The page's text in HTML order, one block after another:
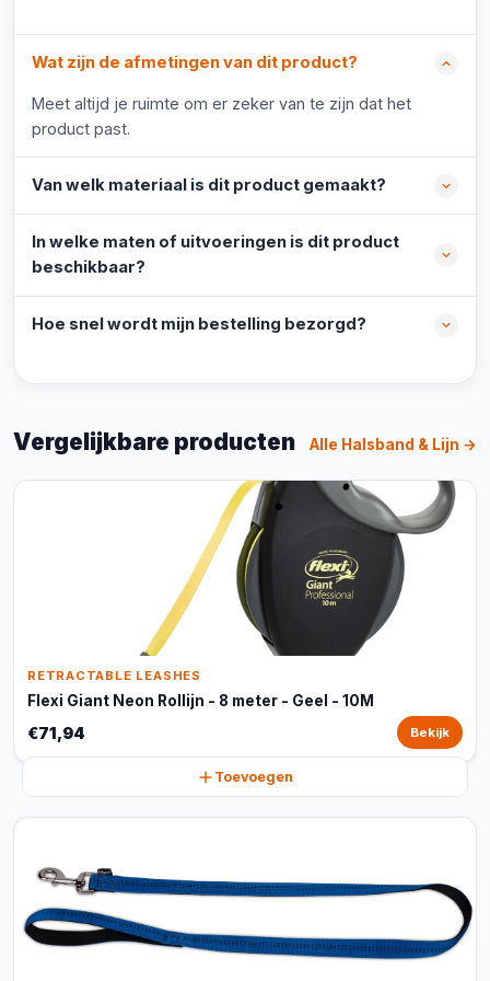
Wat zijn de afmetingen van dit product?
Meet altijd je ruimte om er zeker van te zijn dat het
product past.
Van welk materiaal is dit product gemaakt?
In welke maten of uitvoeringen is dit product
beschikbaar?
Hoe snel wordt mijn bestelling bezorgd?
Vergelijkbare producten Alle Halsband & Lijn →
RETRACTABLE LEASHES
Flexi Giant Neon Rollijn - 8 meter - Geel - 10M
€71,94 Bekijk
Toevoegen